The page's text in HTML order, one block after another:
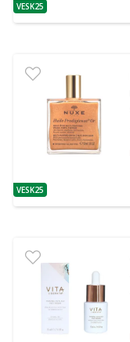
patarimas
VESK25
patarimas
VESK25